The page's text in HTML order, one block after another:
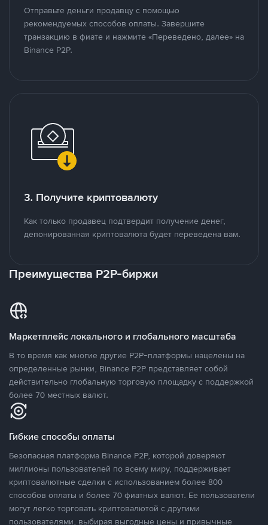
Отправьте деньги продавцу с помощью
рекомендуемых способов оплаты. Завершите
транзакцию в фиате и нажмите «Переведено, далее» на
Binance P2P.
3. Получите криптовалюту
Как только продавец подтвердит получение денег,
депонированная криптовалюта будет переведена вам.
Преимущества P2P-биржи
Маркетплейс локального и глобального масштаба
В то время как многие другие P2P-платформы нацелены на
определенные рынки, Binance P2P представляет собой
действительно глобальную торговую площадку с поддержкой
более 70 местных валют.
Гибкие способы оплаты
Безопасная платформа Binance P2P, которой доверяют
миллионы пользователей по всему миру, поддерживает
криптовалютные сделки с использованием более 800
способов оплаты и более 70 фиатных валют. Ее пользователи
могут легко торговать криптовалютой с другими
пользователями, выбирая выгодные цены и привычные